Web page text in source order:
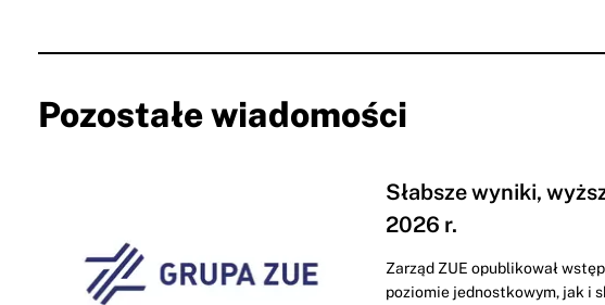
Pozostałe wiadomości
Słabsze wyniki,
2026 r.
Zarząd ZUE opublikował
poziomie jednostkowym, jak i